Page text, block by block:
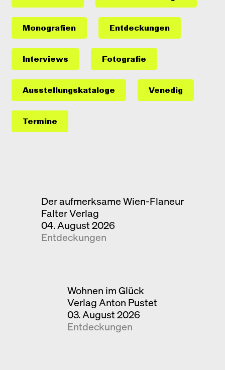
Monografien Entdeckungen
Interviews Fotografie
Ausstellungs­kataloge Venedig
Termine
Der aufmerksame Wien-Flaneur
Falter Verlag
04. August 2026
Entdeckungen
Wohnen im Glück
Verlag Anton Pustet
03. August 2026
Entdeckungen